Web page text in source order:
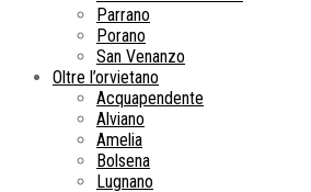
Parrano
Porano
San Venanzo
Oltre l’orvietano
Acquapendente
Alviano
Amelia
Bolsena
Lugnano